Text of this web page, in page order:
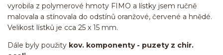
vyrobila z polymerové hmoty FIMO a lístky jsem ručně
malovala a stínovala do odstínů oranžové, červené a hnědé.
Velikost lístků je cca 25 x 15 mm.
Dále byly použity kov. komponenty - puzety z chir.